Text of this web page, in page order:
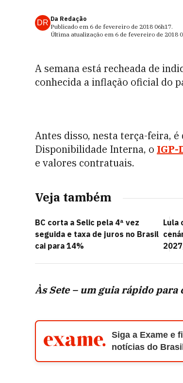
DR Da Redação
Publicado em 6 de fevereiro de 2018 06h17.
Última atualização em 6 de fevereiro de 2018
A semana está recheada de
conhecida a inflação oficial do
Antes disso, nesta terça-feira,
Disponibilidade Interna, o IGP-
e valores contratuais.
Veja também
BC corta a Selic pela 4ª vez
seguida e taxa de juros no Brasil
cai para 14%
Lula
Às Sete – um guia rápido para
Siga a Exame e
notícias do